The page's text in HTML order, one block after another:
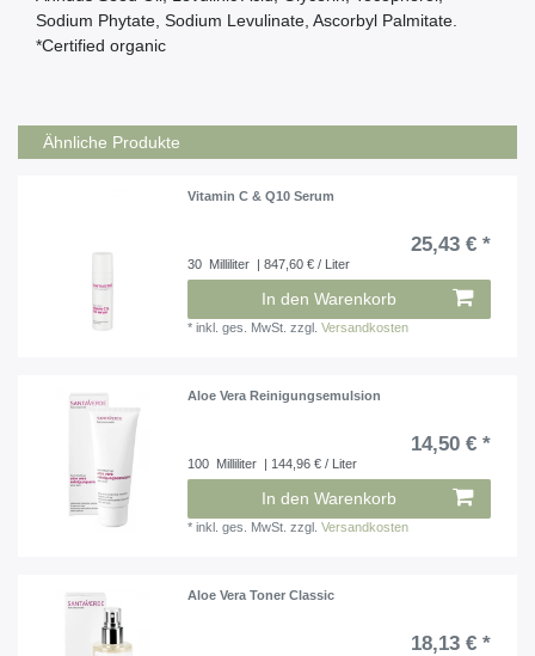
Sodium Phytate, Sodium Levulinate, Ascorbyl Palmitate.
*Certified organic
Ähnliche Produkte
Vitamin C & Q10 Serum
25,43 € *
30 Milliliter | 847,60 € / Liter
In den Warenkorb
*inkl. ges. MwSt. zzgl.Versandkosten
Aloe Vera Reinigungsemulsion
14,50 € *
100 Milliliter | 144,96 € / Liter
In den Warenkorb
*inkl. ges. MwSt. zzgl.Versandkosten
Aloe Vera Toner Classic
18,13 € *